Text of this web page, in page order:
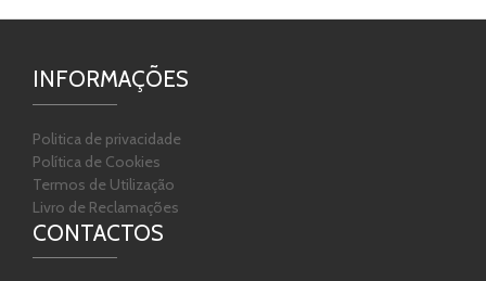
INFORMAÇÕES
Politica de privacidade
Política de Cookies
Termos de Utilização
Livro de Reclamações
CONTACTOS